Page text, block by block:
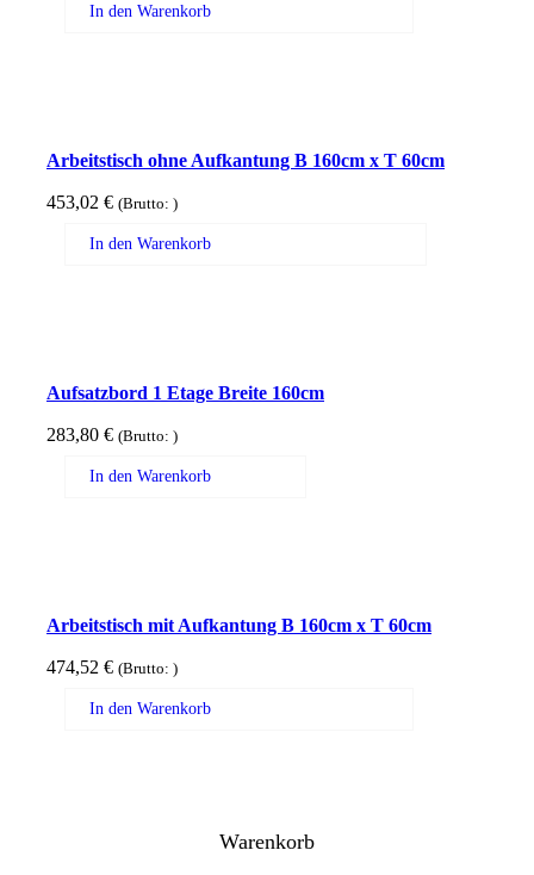
In den Warenkorb
Arbeitstisch ohne Aufkantung B 160cm x T 60cm
453,02 € (Brutto: )
In den Warenkorb
Aufsatzbord 1 Etage Breite 160cm
283,80 € (Brutto: )
In den Warenkorb
Arbeitstisch mit Aufkantung B 160cm x T 60cm
474,52 € (Brutto: )
In den Warenkorb
Warenkorb